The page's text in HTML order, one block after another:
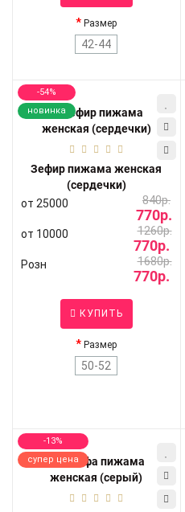
Размер
42-44
-54%
новинка
Зефир пижама женская
(сердечки)
от 25000
840р.
770р.
от 10000 1260р.
770р.
Розн 1680р.
770р.
КУПИТЬ
Размер
50-52
-13%
супер цена